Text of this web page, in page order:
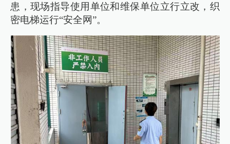
患，现场指导使用单位和维保单位立行立改，织
密电梯运行“安全网”。